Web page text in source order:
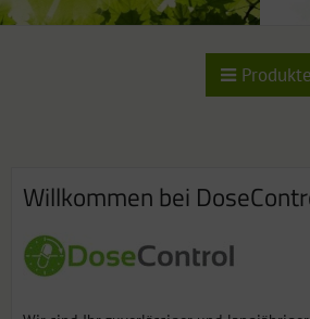
Produkte
Willkommen bei